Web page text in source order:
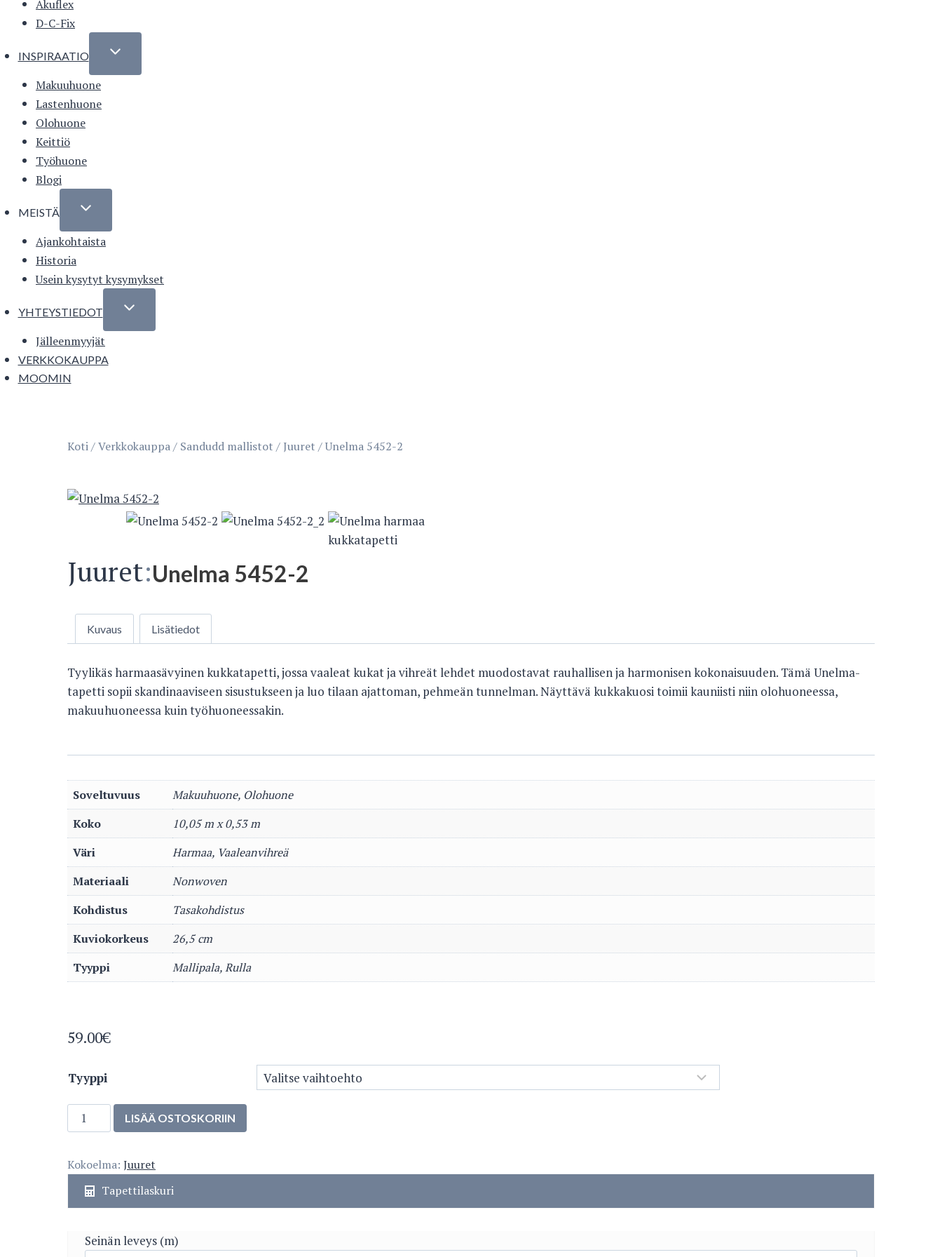
Akuflex
D-C-Fix
INSPIRAATIO
Makuuhuone
Lastenhuone
Olohuone
Keittiö
Työhuone
Blogi
MEISTÄ
Ajankohtaista
Historia
Usein kysytyt kysymykset
YHTEYSTIEDOT
Jälleenmyyjät
VERKKOKAUPPA
MOOMIN
Koti/Verkkokauppa/ Sandudd mallistot / Juuret /Unelma 5452-2
Juuret:Unelma 5452-2
Kuvaus Lisätiedot
Tyylikäs harmaasävyinen kukkatapetti, jossa vaaleat kukat ja vihreät lehdet muodostavat rauhallisen ja harmonisen kokonaisuuden. Tämä Unelma-
tapetti sopii skandinaaviseen sisustukseen ja luo tilaan ajattoman, pehmeän tunnelman. Näyttävä kukkakuosi toimii kauniisti niin olohuoneessa,
makuuhuoneessa kuin työhuoneessakin.
Soveltuvuus
Makuuhuone, Olohuone
Koko
10,05 m x 0,53 m
Väri
Harmaa, Vaaleanvihreä
Materiaali
Nonwoven
Kohdistus
Tasakohdistus
Kuviokorkeus
26,5 cm
Tyyppi
Mallipala, Rulla
59.00€
Tyyppi
Unelma
5452-
määrä
LISÄÄ OSTOSKORIIN
Kokoelma: Juuret
Tapettilaskuri
Seinän leveys (m)